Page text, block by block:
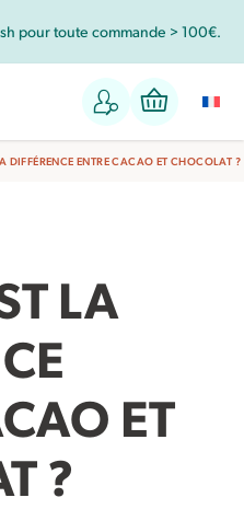
dans votre magasin bio !
DIFFÉRENCE ENTRE CACAO ET CHOCOLAT ?
LA
ET
?